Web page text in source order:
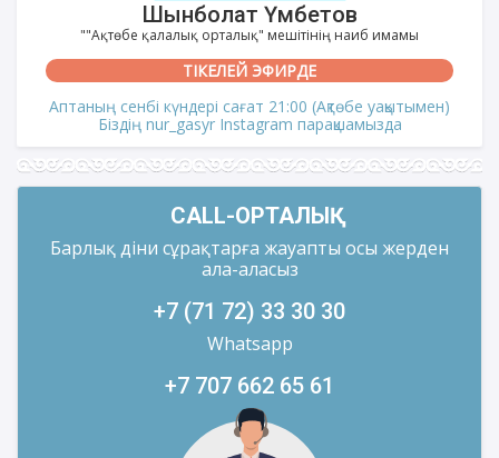
Шынболат Үмбетов
""Ақтөбе қалалық орталық" мешітінің наиб имамы
ТІКЕЛЕЙ ЭФИРДЕ
Аптаның сенбі күндері сағат 21:00 (Ақтөбе уақытымен)
Біздің nur_gasyr Instagram парақшамызда
CALL-ОРТАЛЫҚ
Барлық діни сұрақтарға жауапты осы жерден
ала-аласыз
+7 (71 72) 33 30 30
Whatsapp
+7 707 662 65 61